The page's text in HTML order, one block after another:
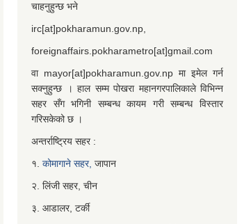
चाहनुहुन्छ भने
irc[at]pokharamun.gov.np,
foreignaffairs.pokharametro[at]gmail.com
वा mayor[at]pokharamun.gov.np मा इमेल गर्न
सक्नुहुन्छ । हाल सम्म पोखरा महानगरपालिकाले विभिन्न
सहर सँग भगिनी सम्बन्ध कायम गरी सम्बन्ध विस्तार
गरिसकेको छ ।
अन्तर्राष्ट्रिय सहर :
१. कोमागाने सहर, जापान
२. लिंजी सहर, चीन
३. आडालर, टर्की